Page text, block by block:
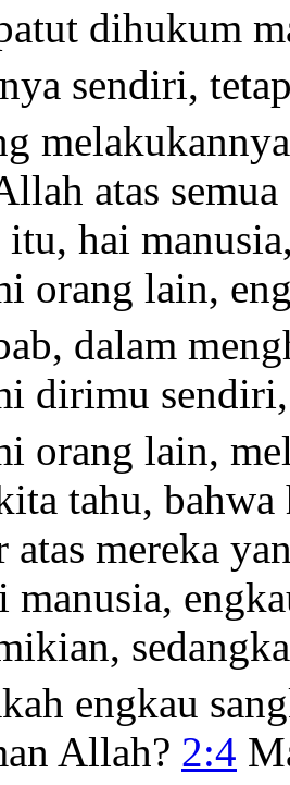
dihukum
sendiri,
melakukannya
atas semua
itu, hai
orang lain,
dalam
dirimu
orang lain,
tahu,
atas mereka
manusia,
engkau
Allah? 2:4